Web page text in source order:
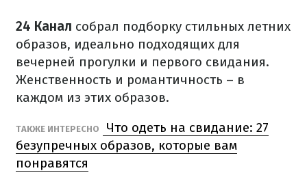
24 Канал собрал подборку стильных летних
образов, идеально подходящих для
вечерней прогулки и первого свидания.
Женственность и романтичность – в
каждом из этих образов.
ТАКЖЕ ИНТЕРЕСНО
Что одеть на свидание: 27
безупречных образов, которые вам
понравятся